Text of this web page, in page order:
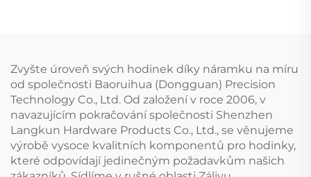
Zvyšte úroveň svých hodinek díky náramku na míru
od společnosti Baoruihua (Dongguan) Precision
Technology Co., Ltd. Od založení v roce 2006, v
navazujícím pokračování společnosti Shenzhen
Langkun Hardware Products Co., Ltd., se věnujeme
výrobě vysoce kvalitních komponentů pro hodinky,
které odpovídají jedinečným požadavkům našich